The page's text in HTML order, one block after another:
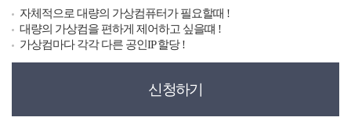
자체적으로 대량의 가상컴퓨터가 필요할때 !
대량의 가상컴을 편하게 제어하고 싶을떄 !
가상컴마다 각각 다른 공인IP 할당 !
신청하기